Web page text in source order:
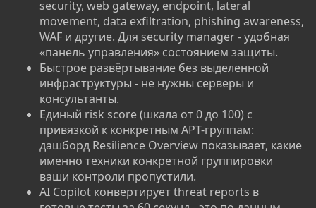
security, web gateway, endpoint, lateral
movement, data exfiltration, phishing awareness,
WAF и другие. Для security manager - удобная
«панель управления» состоянием защиты.
Быстрое развёртывание без выделенной
инфраструктуры - не нужны серверы и
консультанты.
Единый risk score (шкала от 0 до 100) с
привязкой к конкретным APT-группам:
дашборд Resilience Overview показывает, какие
именно техники конкретной группировки
ваши контроли пропустили.
AI Copilot конвертирует threat reports в